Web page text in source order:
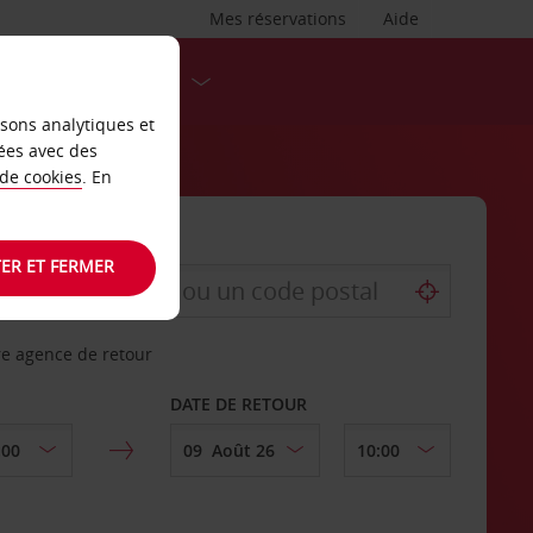
Aide
Mes réservations
agence de retour
DATE DE RETOUR
analytiques et
avec des
cookies. En
ET FERMER